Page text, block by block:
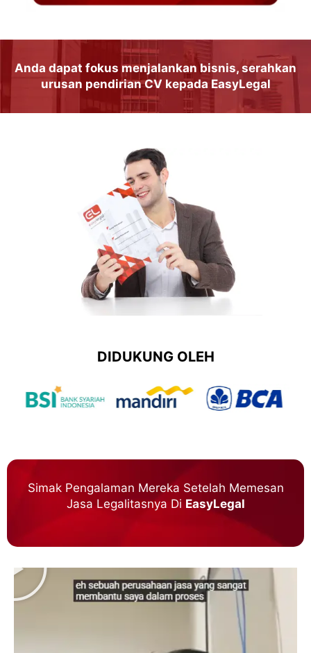
Anda dapat fokus menjalankanbisnis, serahkan
urusan pendirian CV kepada EasyLegal
DIDUKUNG OLEH
Simak Pengalaman Mereka Setelah Memesan
Jasa Legalitasnya Di EasyLegal